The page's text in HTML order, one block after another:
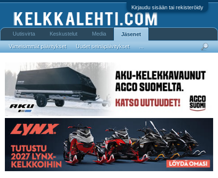
Kirjaudu sisään tai rekisteröidy
Uutisvirta Keskustelut Media Jäsenet
Viimeisimmät päivitykset Uudet seinäpäivitykset